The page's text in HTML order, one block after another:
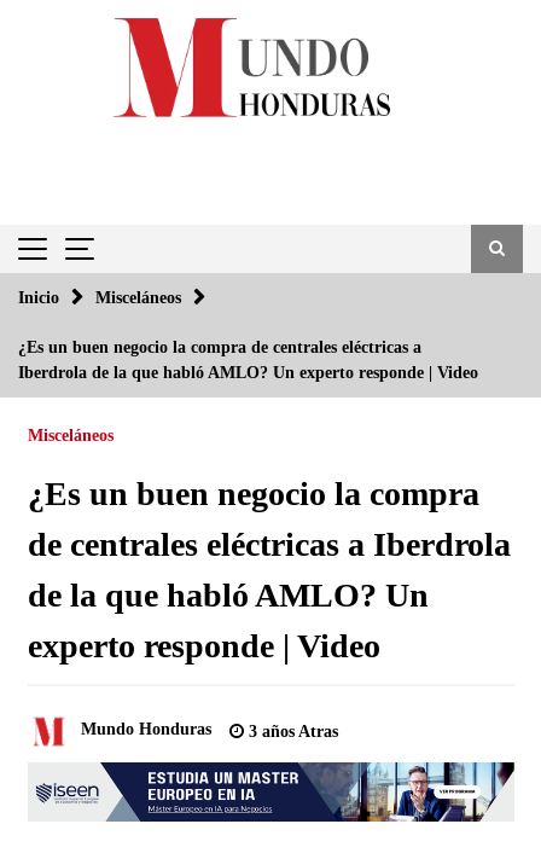
Inicio Misceláneos
¿Es un buen negocio la compra de centrales eléctricas a
Iberdrola de la que habló AMLO? Un experto responde | Video
Misceláneos
¿Es un buen negocio la compra
de centrales eléctricas a Iberdrola
de la que habló AMLO? Un
experto responde | Video
Mundo Honduras 3 años Atras